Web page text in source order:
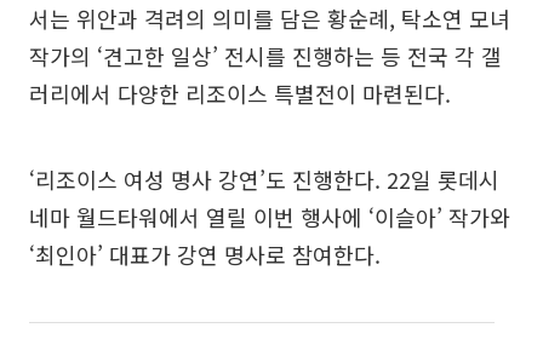
서는 위안과 격려의 의미를 담은 황순례, 탁소연 모녀
작가의 ‘견고한 일상’ 전시를 진행하는 등 전국 각 갤
러리에서 다양한 리조이스 특별전이 마련된다.
‘리조이스 여성 명사 강연’도 진행한다. 22일 롯데시
네마 월드타워에서 열릴 이번 행사에 ‘이슬아’ 작가와
‘최인아’ 대표가 강연 명사로 참여한다.